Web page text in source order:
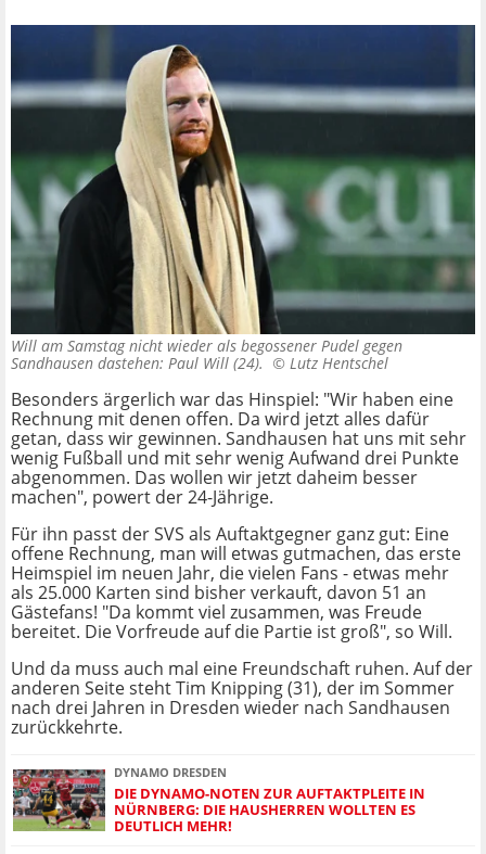
Will am Samstag nicht wieder als begossener Pudel gegen
Sandhausen dastehen: Paul Will (24). © Lutz Hentschel
Besonders ärgerlich war das Hinspiel: "Wir haben eine
Rechnung mit denen offen. Da wird jetzt alles dafür
getan, dass wir gewinnen. Sandhausen hat uns mit sehr
wenig Fußball und mit sehr wenig Aufwand drei Punkte
abgenommen. Das wollen wir jetzt daheim besser
machen", powert der 24-Jährige.
Für ihn passt der SVS als Auftaktgegner ganz gut: Eine
offene Rechnung, man will etwas gutmachen, das erste
Heimspiel im neuen Jahr, die vielen Fans - etwas mehr
als 25.000 Karten sind bisher verkauft, davon 51 an
Gästefans! "Da kommt viel zusammen, was Freude
bereitet. Die Vorfreude auf die Partie ist groß", so Will.
Und da muss auch mal eine Freundschaft ruhen. Auf der
anderen Seite steht Tim Knipping (31), der im Sommer
nach drei Jahren in Dresden wieder nach Sandhausen
zurückkehrte.
DYNAMO DRESDEN
DIE DYNAMO-NOTEN ZUR AUFTAKTPLEITE IN
NÜRNBERG: DIE HAUSHERREN WOLLTEN ES
DEUTLICH MEHR!